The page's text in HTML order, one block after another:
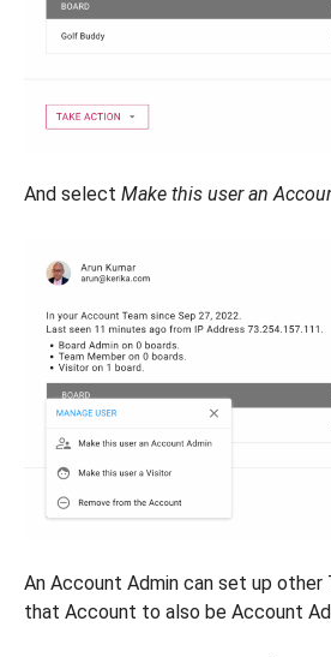
And select Make this user an
An Account Admin can set up
that Account to also be Account